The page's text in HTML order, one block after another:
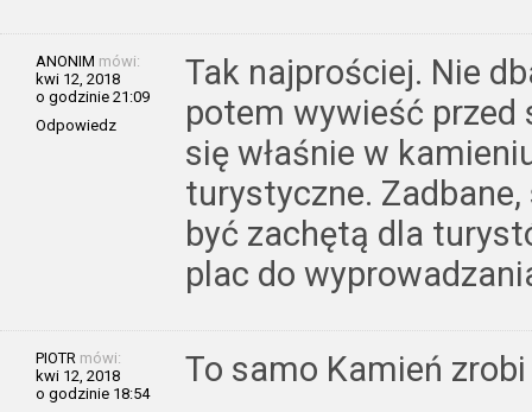
ANONIM mówi:
kwi 12, 2018
o godzinie 21:09
Odpowiedz
Tak najprościej. Nie
potem wywieść przed
się właśnie w
turystyczne.
być zachętą dla
plac do
PIOTR mówi:
kwi 12, 2018
o godzinie 18:54
To samo Kamień